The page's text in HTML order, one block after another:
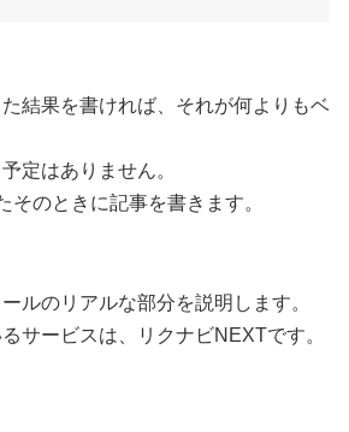
結果を書ければ、それが何よりもベ
定はありません。
そのときに記事を書きます。
ルのリアルな部分を説明します。
サービスは、リクナビNEXTです。